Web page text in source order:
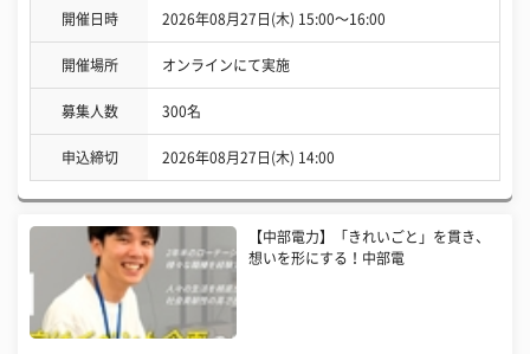
開催日時 2026年08月27日(木) 15:00〜16:00
開催場所 オンラインにて実施
募集人数 300名
申込締切 2026年08月27日(木) 14:00
【中部電力】「きれいごと」を貫き、
想いを形にする！中部電